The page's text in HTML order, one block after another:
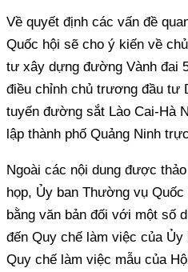
Về quyết định các vấn đề
Quốc hội sẽ cho ý kiến về
tư xây dựng đường Vành đai
điều chỉnh chủ trương đầu tư
tuyến đường sắt Lào Cai-Hà
lập thành phố Quảng Ninh
Ngoài các nội dung được
họp, Ủy ban Thường vụ
bằng văn bản đối với một số
đến Quy chế làm việc của
Quy chế làm việc mẫu của